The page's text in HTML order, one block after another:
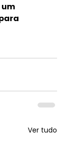
Ver tudo